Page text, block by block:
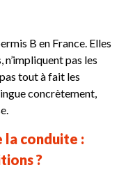
B en France. Elles
n’impliquent pas les
tout à fait les
concrètement,
la conduite :
?